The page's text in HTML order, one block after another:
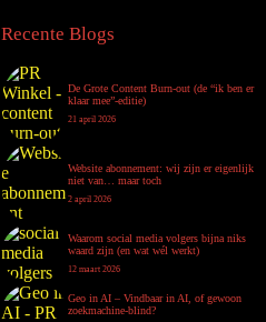
Recente Blogs
De Grote Content Burn-out (de “ik ben er
klaar mee”-editie)
21 april 2026
Website abonnement: wij zijn er eigenlijk
niet van… maar toch
2 april 2026
Waarom social media volgers bijna niks
waard zijn (en wat wél werkt)
12 maart 2026
Geo in AI – Vindbaar in AI, of gewoon
zoekmachine-blind?